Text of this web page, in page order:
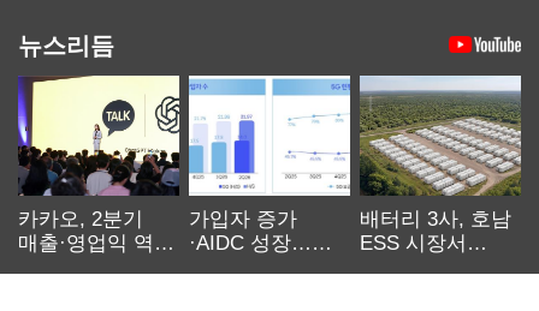
뉴스리듬
카카오, 2분기
매출·영업익 역대
가입자 증가
·AIDC 성장…
배터리 3사, 호남
ESS 시장서